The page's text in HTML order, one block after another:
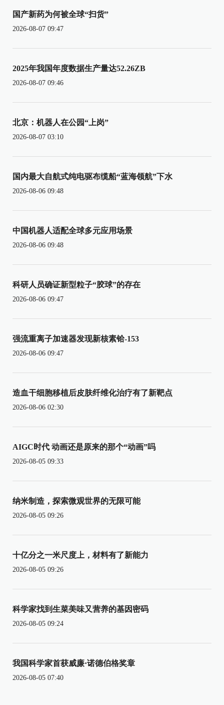
国产新药为何被全球“扫货”
2026-08-07 09:47
2025年我国年度数据生产量达52.26ZB
2026-08-07 09:46
北京：机器人在公园“上岗”
2026-08-07 03:10
国内最大自航式纯电驱布缆船“蓝海领航”下水
2026-08-06 09:48
中国机器人适配全球多元应用场景
2026-08-06 09:48
科研人员确证新型粒子“胶球”的存在
2026-08-06 09:47
强流重离子加速器发现新核素铪-153
2026-08-06 09:47
造血干细胞移植后皮肤纤维化治疗有了新靶点
2026-08-06 02:30
AIGC时代 动画还是原来的那个“动画”吗
2026-08-05 09:33
纳米制造，探索微观世界的无限可能
2026-08-05 09:26
十亿分之一米尺度上，材料有了新能力
2026-08-05 09:26
科学家找到生菜美味又营养的基因密码
2026-08-05 09:24
我国科学家首获威廉·诺德伯格奖章
2026-08-05 07:40